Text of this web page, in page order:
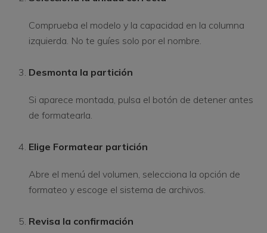
Comprueba el modelo y la capacidad en la columna
izquierda. No te guíes solo por el nombre.
Desmonta la partición
Si aparece montada, pulsa el botón de detener antes
de formatearla.
Elige Formatear partición
Abre el menú del volumen, selecciona la opción de
formateo y escoge el sistema de archivos.
Revisa la confirmación